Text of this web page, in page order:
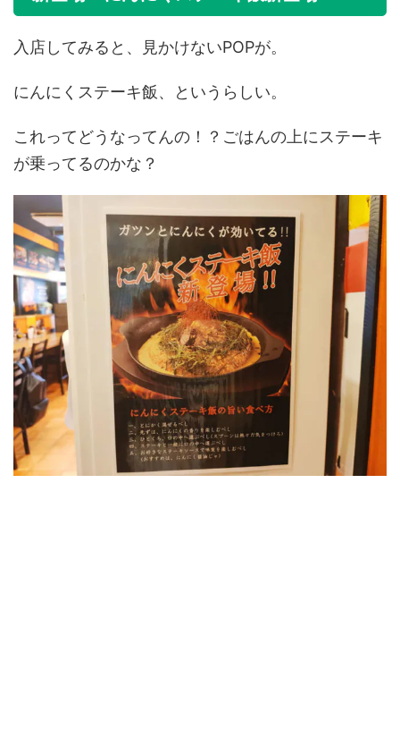
入店してみると、見かけないPOPが。
にんにくステーキ飯、というらしい。
これってどうなってんの！？ごはんの上にステーキ
が乗ってるのかな？